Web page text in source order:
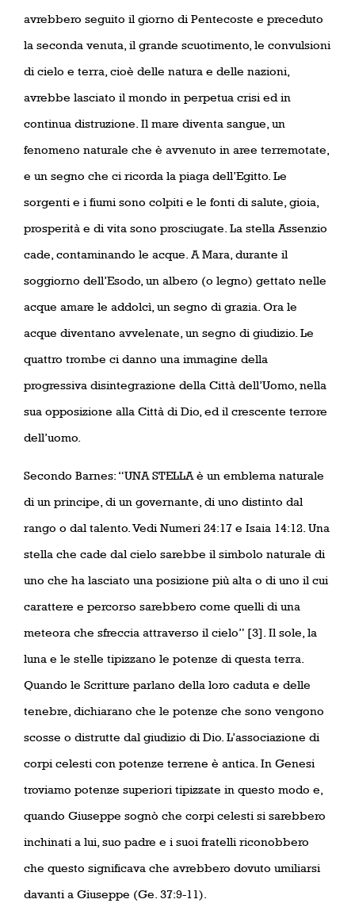
avrebbero seguito il giorno di Pentecoste e preceduto
la seconda venuta, il grande scuotimento, le convulsioni
di cielo e terra, cioè delle natura e delle nazioni,
avrebbe lasciato il mondo in perpetua crisi ed in
continua distruzione. Il mare diventa sangue, un
fenomeno naturale che è avvenuto in aree terremotate,
e un segno che ci ricorda la piaga dell’Egitto. Le
sorgenti e i fiumi sono colpiti e le fonti di salute, gioia,
prosperità e di vita sono prosciugate. La stella Assenzio
cade, contaminando le acque. A Mara, durante il
soggiorno dell’Esodo, un albero (o legno) gettato nelle
acque amare le addolcì, un segno di grazia. Ora le
acque diventano avvelenate, un segno di giudizio. Le
quattro trombe ci danno una immagine della
progressiva disintegrazione della Città dell’Uomo, nella
sua opposizione alla Città di Dio, ed il crescente terrore
dell’uomo.
Secondo Barnes: “UNA STELLA è un emblema naturale
di un principe, di un governante, di uno distinto dal
rango o dal talento. Vedi Numeri 24:17 e Isaia 14:12. Una
stella che cade dal cielo sarebbe il simbolo naturale di
uno che ha lasciato una posizione più alta o di uno il cui
carattere e percorso sarebbero come quelli di una
meteora che sfreccia attraverso il cielo” [3]. Il sole, la
luna e le stelle tipizzano le potenze di questa terra.
Quando le Scritture parlano della loro caduta e delle
tenebre, dichiarano che le potenze che sono vengono
scosse o distrutte dal giudizio di Dio. L’associazione di
corpi celesti con potenze terrene è antica. In Genesi
troviamo potenze superiori tipizzate in questo modo e,
quando Giuseppe sognò che corpi celesti si sarebbero
inchinati a lui, suo padre e i suoi fratelli riconobbero
che questo significava che avrebbero dovuto umiliarsi
davanti a Giuseppe (Ge. 37:9-11).